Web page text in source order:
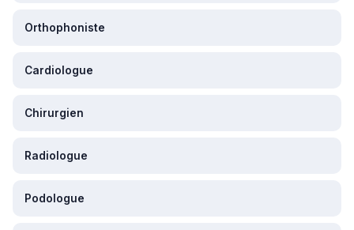
Orthophoniste
Cardiologue
Chirurgien
Radiologue
Podologue